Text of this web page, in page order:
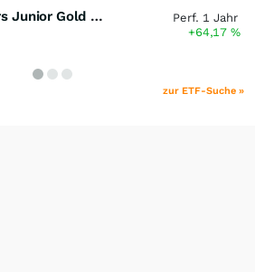
VanEck Vectors Junior Gold Miners UCITS ETF
Perf. 1 Jahr
+64,17%
zur ETF-Suche »